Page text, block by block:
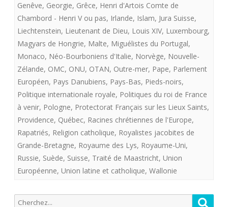
Genêve, Georgie, Grêce, Henri d'Artois Comte de
Chambord - Henri V ou pas, Irlande, Islam, Jura Suisse,
Liechtenstein, Lieutenant de Dieu, Louis XIV, Luxembourg,
Magyars de Hongrie, Malte, Miguélistes du Portugal,
Monaco, Néo-Bourboniens d'Italie, Norvège, Nouvelle-
Zélande, OMC, ONU, OTAN, Outre-mer, Pape, Parlement
Européen, Pays Danubiens, Pays-Bas, Pieds-noirs,
Politique internationale royale, Politiques du roi de France
à venir, Pologne, Protectorat Français sur les Lieux Saints,
Providence, Québec, Racines chrétiennes de l'Europe,
Rapatriés, Religion catholique, Royalistes jacobites de
Grande-Bretagne, Royaume des Lys, Royaume-Uni,
Russie, Suède, Suisse, Traité de Maastricht, Union
Européenne, Union latine et catholique, Wallonie
Recherche